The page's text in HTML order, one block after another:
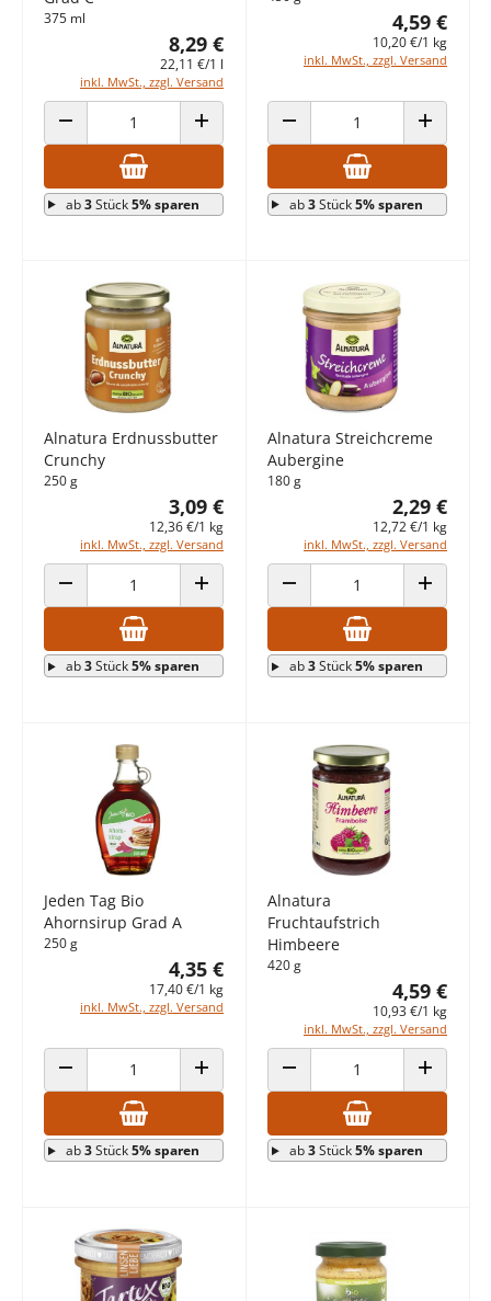
375 ml
8,29 €
22,11 €/1 l
inkl. MwSt., zzgl. Versand
ANZAHL VERRINGERN ANZAHL ERHÖHEN
ab3Stück5% sparen
4,59 €
10,20 €/1 kg
inkl. MwSt., zzgl. Versand
ANZAHL VERRINGERN ANZAHL
ab3Stück5% sparen
Alnatura Erdnussbutter
Crunchy
250 g
3,09 €
12,36 €/1 kg
inkl. MwSt., zzgl. Versand
ANZAHL VERRINGERN ANZAHL ERHÖHEN
ab3Stück5% sparen
Alnatura Streichcreme
Aubergine
180 g
2,29 €
12,72 €/1 kg
inkl. MwSt., zzgl. Versand
ANZAHL VERRINGERN ANZAHL
ab3Stück5% sparen
Jeden Tag Bio
Ahornsirup Grad A
250 g
4,35 €
17,40 €/1 kg
inkl. MwSt., zzgl. Versand
ANZAHL VERRINGERN ANZAHL ERHÖHEN
ab3Stück5% sparen
Alnatura
Fruchtaufstrich
Himbeere
420 g
4,59 €
10,93 €/1 kg
inkl. MwSt., zzgl. Versand
ANZAHL VERRINGERN ANZAHL
ab3Stück5% sparen